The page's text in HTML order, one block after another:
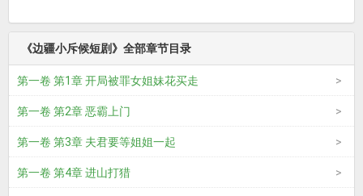
《边疆小斥候短剧》全部章节目录
第一卷 第1章 开局被罪女姐妹花买走
第一卷 第2章 恶霸上门
第一卷 第3章 夫君要等姐姐一起
第一卷 第4章 进山打猎